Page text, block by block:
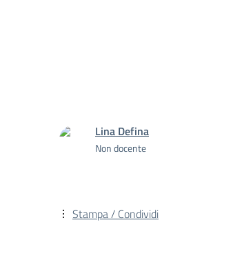
Lina Defina
Non docente
Stampa / Condividi